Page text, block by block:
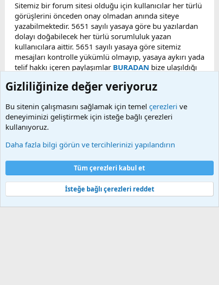
Sitemiz bir forum sitesi olduğu için kullanıcılar her türlü
görüşlerini önceden onay olmadan anında siteye
yazabilmektedir. 5651 sayılı yasaya göre bu yazılardan
dolayı doğabilecek her türlü sorumluluk yazan
kullanıcılara aittir. 5651 sayılı yasaya göre sitemiz
mesajları kontrolle yükümlü olmayıp, yasaya aykırı yada
telif hakkı içeren paylaşımlar BURADAN bize ulaşıldığı
kaldırılacaktır. Sitemizde Bulunan Videolar YouTube,
alınmaktadır. Telif hakları sorumluluğu bu sitelere aittir.
Videoların hiç biri sunucularımızda bulunmamaktadır.
Şartlar ve kurallar Gizlilik politikası
Ana sayfa
Community platform by XenForo® © 2010-2025 XenForo Ltd.
Bu forum XenGenTr © 2014 - 2026 ürünleri ile desteklenmektedir
Gizliliğinize değer veriyoruz
Bu sitenin çalışmasını sağlamak için temel çerezleri ve
deneyiminizi geliştirmek için isteğe bağlı çerezleri
kullanıyoruz.
Daha fazla bilgi görün ve tercihlerinizi yapılandırın
Tüm çerezleri kabul et
İsteğe bağlı çerezleri reddet